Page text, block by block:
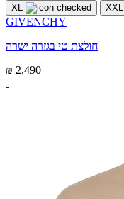
XL
XXL
GIVENCHY
חולצת טי בגזרה ישרה
₪ 2,490